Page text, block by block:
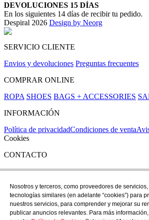
DEVOLUCIONES 15 DÍAS
En los siguientes 14 días de recibir tu pedido.
Despiral 2026 Design by Neorg
SERVICIO CLIENTE
Envios y devoluciones Preguntas frecuentes
COMPRAR ONLINE
ROPA SHOES BAGS + ACCESSORIES
INFORMACIÓN
Política de privacidadCondiciones de venta
Cookies
CONTACTO
Si tienes cualquier duda puedes contactar con
TEL: +34 972 21 30 04
EMAIL: despiral@despiral.com
Nosotros y terceros, como proveedores de
tecnologías similares (en adelante “cookies”) para
nuestros servicios, para comprender y mejorar su
publicar anuncios relevantes. Para más